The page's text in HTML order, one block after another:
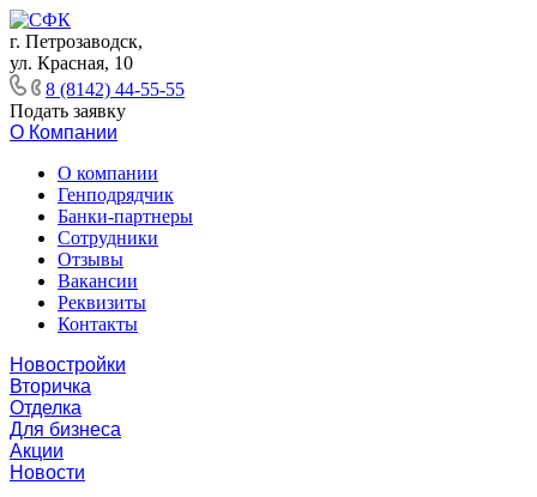
г. Петрозаводск,
ул. Красная, 10
8 (8142) 44-55-55
Подать заявку
О Компании
О компании
Генподрядчик
Банки-партнеры
Сотрудники
Отзывы
Вакансии
Реквизиты
Контакты
Новостройки
Вторичка
Отделка
Для бизнеса
Акции
Новости